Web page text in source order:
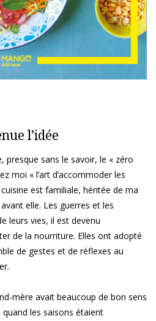
l’idée
presque sans le savoir, le « zéro
moi « l’art d’accommoder les
est familiale, héritée de ma
elle. Les guerres et les
leurs vies, il est devenu
de la nourriture. Elles ont adopté
de gestes et de réflexes au
mère avait beaucoup de bon sens
les saisons étaient